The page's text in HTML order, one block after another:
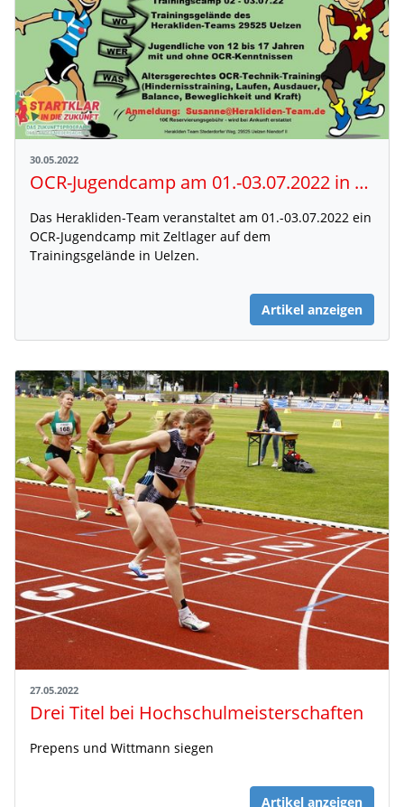
30.05.2022
OCR-Jugendcamp am 01.-03.07.2022 in Uelzen
Das Herakliden-Team veranstaltet am 01.-03.07.2022 ein
OCR-Jugendcamp mit Zeltlager auf dem
Trainingsgelände in Uelzen.
Artikel anzeigen
27.05.2022
Drei Titel bei Hochschulmeisterschaften
Prepens und Wittmann siegen
Artikel anzeigen